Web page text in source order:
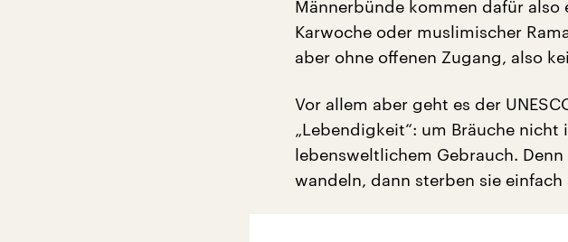
Männerbünde kommen dafür
Karwoche oder muslimischer
aber ohne offenen Zugang, also
Vor allem aber geht es der
„Lebendigkeit“: um Bräuche
lebensweltlichem Gebrauch.
wandeln, dann sterben sie einfach